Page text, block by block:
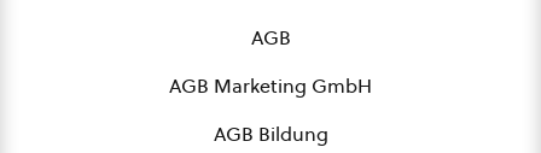
AGB
AGB Marketing GmbH
AGB Bildung